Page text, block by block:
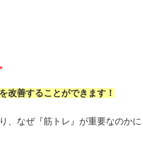
改善することができます！
、なぜ『筋トレ』が重要なのかに